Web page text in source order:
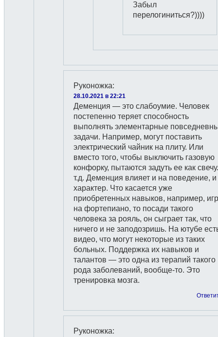
Забыл
перелогиниться?))))
Руконожка:
28.10.2021 в 22:21
Деменция — это слабоумие. Человек
постепенно теряет способность
выполнять элементарные
задачи. Например, могут поставить
электрический чайник на плиту. Или
вместо того, чтобы выключить газовую
конфорку, пытаются задуть ее как
т.д. Деменция влияет и на поведение,
характер. Что касается уже
приобретенных навыков, например,
на фортепиано, то посади такого
человека за рояль, он сыграет так, что
ничего и не заподозришь. На ютубе
видео, что могут некоторые из таких
больных. Поддержка их навыков и
талантов — это одна из терапий такого
рода заболеваний, вообще-то. Это
тренировка мозга.
Руконожка: